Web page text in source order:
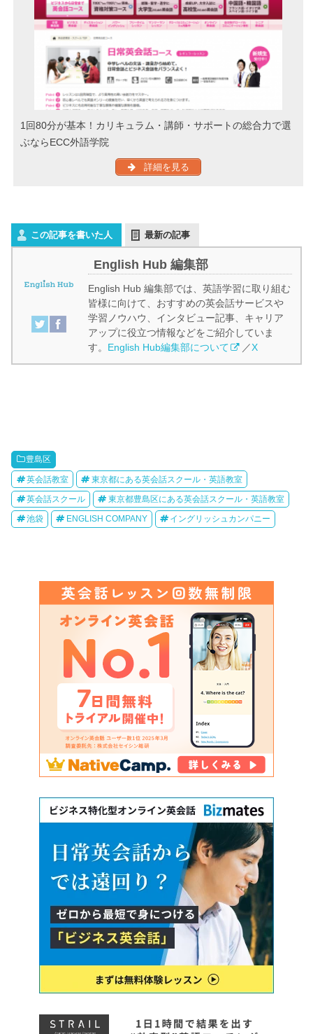
1回80分が基本！カリキュラム・講師・サポートの総合力で選
ぶならECC外語学院
詳細を見る
この記事を書いた人 最新の記事
English Hub 編集部
English Hub 編集部では、英語学習に取り組む
皆様に向けて、おすすめの英会話サービスや
学習ノウハウ、インタビュー記事、キャリア
アップに役立つ情報などをご紹介していま
す。 English Hub編集部について ／X
豊島区
英会話教室 東京都にある英会話スクール・英語教室
英会話スクール 東京都豊島区にある英会話スクール・英語教室
池袋 ENGLISH COMPANY イングリッシュカンパニー